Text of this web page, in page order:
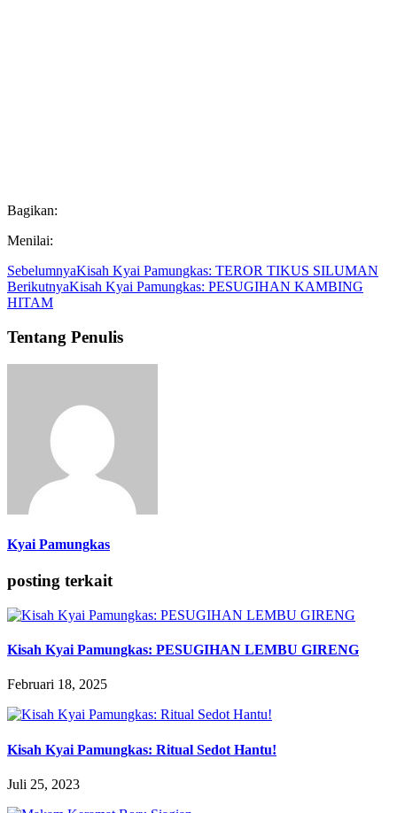
Bagikan:
Menilai:
SebelumnyaKisah Kyai Pamungkas: TEROR TIKUS SILUMAN
BerikutnyaKisah Kyai Pamungkas: PESUGIHAN KAMBING
HITAM
Tentang Penulis
Kyai Pamungkas
posting terkait
Kisah Kyai Pamungkas: PESUGIHAN LEMBU GIRENG
Februari 18, 2025
Kisah Kyai Pamungkas: Ritual Sedot Hantu!
Juli 25, 2023